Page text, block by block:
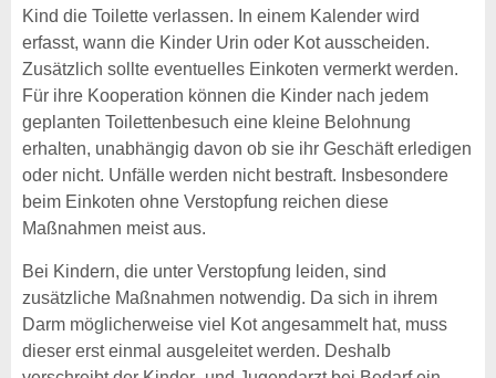
Kind die Toilette verlassen. In einem Kalender wird
erfasst, wann die Kinder Urin oder Kot ausscheiden.
Zusätzlich sollte eventuelles Einkoten vermerkt werden.
Für ihre Kooperation können die Kinder nach jedem
geplanten Toilettenbesuch eine kleine Belohnung
erhalten, unabhängig davon ob sie ihr Geschäft erledigen
oder nicht. Unfälle werden nicht bestraft. Insbesondere
beim Einkoten ohne Verstopfung reichen diese
Maßnahmen meist aus.
Bei Kindern, die unter Verstopfung leiden, sind
zusätzliche Maßnahmen notwendig. Da sich in ihrem
Darm möglicherweise viel Kot angesammelt hat, muss
dieser erst einmal ausgeleitet werden. Deshalb